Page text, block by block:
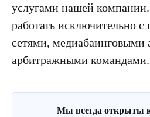
услугами нашей
работать исключительно с
сетями, медиабаинговыми
арбитражными командами.
Мы всегда открыты